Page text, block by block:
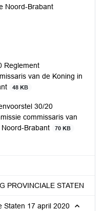
Noord-Brabant
Reglement
van de Koning in
48 KB
30/20
commissaris van
Brabant
70 KB
PROVINCIALE STATEN
Staten 17 april 2020